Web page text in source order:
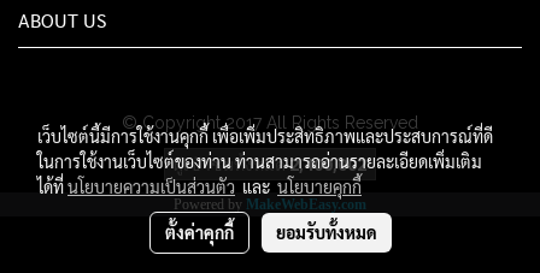
ABOUT US
© Copyright 2017 All Rights Reserved
ผู้เข้าชมทั้งหมด2,400,002
Powered by MakeWebEasy.com
เว็บไซต์นี้มีการใช้งานคุกกี้ เพื่อเพิ่มประสิทธิภาพและประสบการณ์ที่ดี
ในการใช้งานเว็บไซต์ของท่าน ท่านสามารถอ่านรายละเอียดเพิ่มเติม
ได้ที่นโยบายความเป็นส่วนตัวและนโยบายคุกกี้
ตั้งค่าคุกกี้ ยอมรับทั้งหมด